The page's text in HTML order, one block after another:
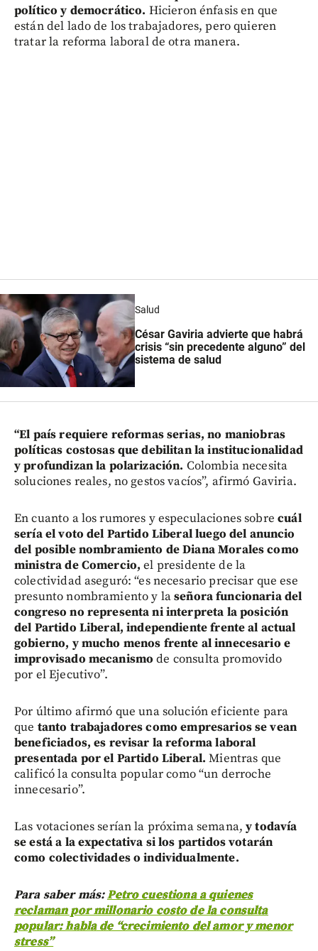
político y democrático. Hicieron énfasis en que
están del lado de los trabajadores, pero quieren
tratar la reforma laboral de otra manera.
Salud
César Gaviria advierte que habrá
crisis “sin precedente alguno” del
sistema de salud
“El país requiere reformas serias, no maniobras
políticas costosas que debilitan la institucionalidad
y profundizan la polarización. Colombia necesita
soluciones reales, no gestos vacíos”, afirmó Gaviria.
En cuanto a los rumores y especulaciones sobrecuál
sería el voto del Partido Liberal luego del anuncio
del posible nombramiento de Diana Morales como
ministra de Comercio,el presidente de la
colectividad aseguró: “es necesario precisar que ese
presunto nombramiento y laseñora funcionaria del
congreso no representa ni interpreta la posición
del Partido Liberal, independiente frente al actual
gobierno, y mucho menos frente al innecesario e
improvisado mecanismo de consulta promovido
por el Ejecutivo”.
Por último afirmó que una solución eficiente para
que tanto trabajadores como empresarios se vean
beneficiados, es revisar la reforma laboral
presentada por el Partido Liberal. Mientras que
calificó la consulta popular como “un derroche
innecesario”.
Las votaciones serían la próxima semana,y todavía
se está a la expectativa si los partidos votarán
como colectividades o individualmente.
Para saber más:Petro cuestiona a quienes
reclaman por millonario costo de la consulta
popular: habla de “crecimiento del amor y menor
stress”